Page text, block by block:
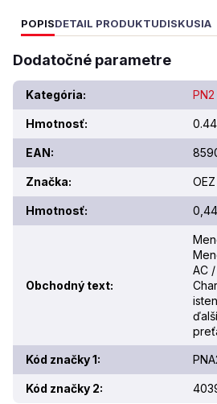
POPISDETAIL PRODUKTUDISKUSIA
Dodatočné parametre
Kategória: PN2
Hmotnosť:
EAN:
Značka: OEZ
Hmotnosť: 0,44
Obchodný text:
AC
Kód značky 1:
Kód značky 2: